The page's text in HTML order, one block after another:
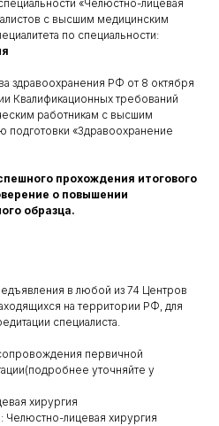
«Челюстно-лицевая
с высшим медицинским
по специальности:
здравоохранения РФ от 8 октября
Квалификационных требований
работникам с высшим
подготовки «Здравоохранение
прохождения итогового
о повышении
образца.
в любой из 74 Центров
на территории РФ, для
специалиста.
первичной
уточняйте у
хирургия
лицевая хирургия